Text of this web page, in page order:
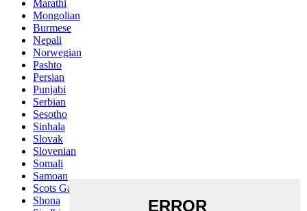
Marathi
Mongolian
Burmese
Nepali
Norwegian
Pashto
Persian
Punjabi
Serbian
Sesotho
Sinhala
Slovak
Slovenian
Somali
Samoan
Scots Gaelic
Shona